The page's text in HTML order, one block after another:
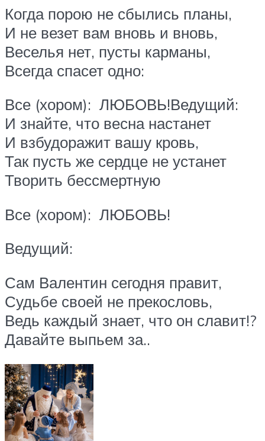
Когда порою не сбылись планы,
И не везет вам вновь и вновь,
Веселья нет, пусты карманы,
Всегда спасет одно:
Все (хором): ЛЮБОВЬ!Ведущий:
И знайте, что весна настанет
И взбудоражит вашу кровь,
Так пусть же сердце не устанет
Творить бессмертную
Все (хором): ЛЮБОВЬ!
Ведущий:
Сам Валентин сегодня правит,
Судьбе своей не прекословь,
Ведь каждый знает, что он славит!?
Давайте выпьем за..